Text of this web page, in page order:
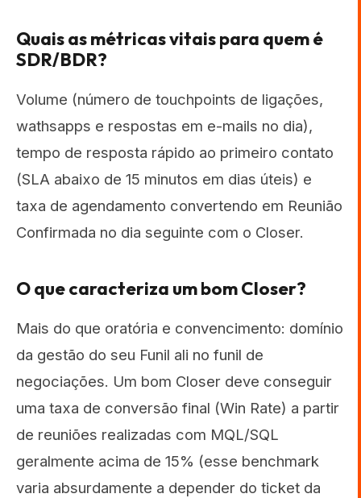
Quais as métricas vitais para quem é
SDR/BDR?
Volume (número de touchpoints de ligações,
wathsapps e respostas em e-mails no dia),
tempo de resposta rápido ao primeiro contato
(SLA abaixo de 15 minutos em dias úteis) e
taxa de agendamento convertendo em Reunião
Confirmada no dia seguinte com o Closer.
O que caracteriza um bom Closer?
Mais do que oratória e convencimento: domínio
da gestão do seu Funil ali no funil de
negociações. Um bom Closer deve conseguir
uma taxa de conversão final (Win Rate) a partir
de reuniões realizadas com MQL/SQL
geralmente acima de 15% (esse benchmark
varia absurdamente a depender do ticket da